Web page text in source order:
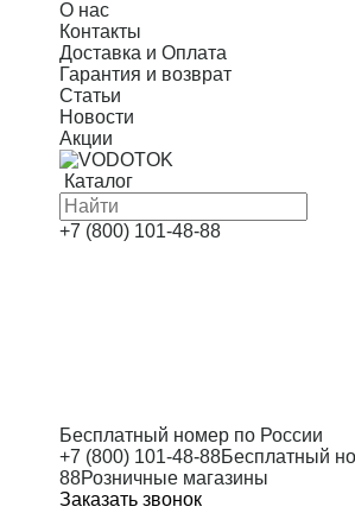
О нас
Контакты
Доставка и Оплата
Гарантия и возврат
Статьи
Новости
Акции
Каталог
+7 (800) 101-48-88
Бесплатный номер по России
+7 (800) 101-48-88Бесплатный
88Розничные магазины
Заказать звонок
Скважинные насосы
Оголовки
Циркуляционные насосы